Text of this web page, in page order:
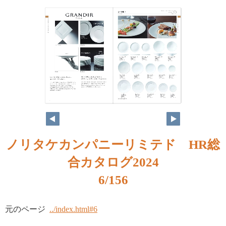
ノリタケカンパニーリミテド HR総
合カタログ2024
6/156
元のページ ../index.html#6